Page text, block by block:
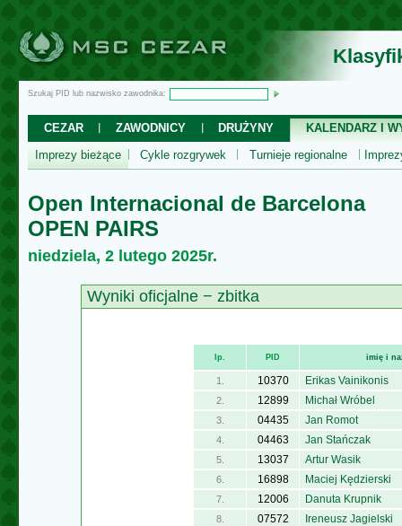
Szukaj PID lub nazwisko zawodnika:
CEZAR ZAWODNICY DRUŻYNY
KALENDARZ I
Imprezy bieżące
Cykle rozgrywek Turnieje regionalne
Open Internacional de Barcelona
OPEN PAIRS
niedziela, 2 lutego 2025r.
Wyniki oficjalne − zbitka
lp. PID imię i
1. 10370 Erikas Vainikonis
2. 12899 Michał Wróbel
3. 04435 Jan Romot
4. 04463 Jan Stańczak
5. 13037 Artur Wasik
6. 16898 Maciej Kędzierski
7. 12006 Danuta Krupnik
8. 07572 Ireneusz Jagielski